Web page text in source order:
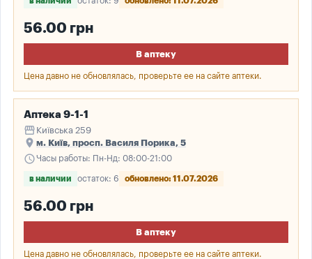
56.00 грн
В аптеку
Цена давно не обновлялась, проверьте ее на сайте аптеки.
Аптека 9-1-1
storefront Київська 259
place м. Київ, просп. Василя Порика, 5
scheduleЧасы работы: Пн-Нд: 08:00-21:00
в наличии остаток: 6 обновлено: 11.07.2026
56.00 грн
В аптеку
Цена давно не обновлялась, проверьте ее на сайте аптеки.